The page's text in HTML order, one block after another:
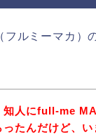
ルミーマカ）
知人にfull-me
ったんだけど、